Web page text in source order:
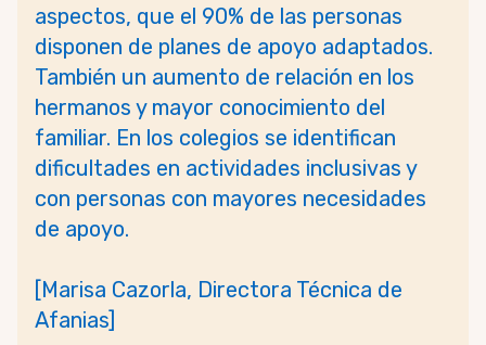
aspectos, que el 90% de las personas
disponen de planes de apoyo adaptados.
También un aumento de relación en los
hermanos y mayor conocimiento del
familiar. En los colegios se identifican
dificultades en actividades inclusivas y
con personas con mayores necesidades
de apoyo.
[Marisa Cazorla, Directora Técnica de
Afanias]